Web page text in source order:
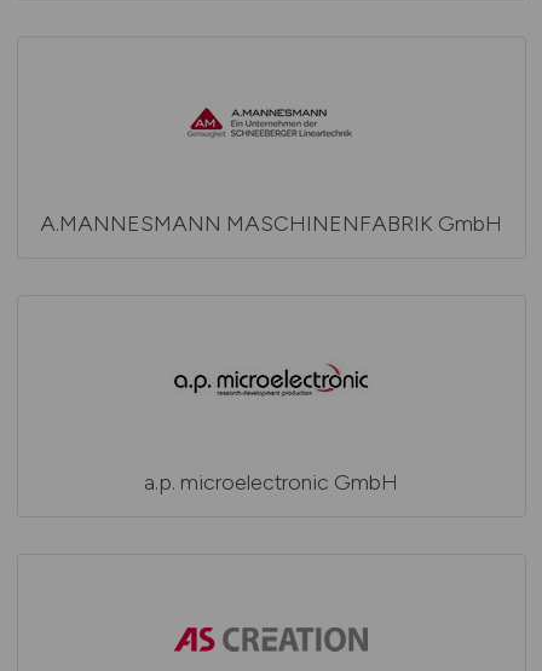
A.MANNESMANN MASCHINENFABRIK GmbH
a.p. microelectronic GmbH